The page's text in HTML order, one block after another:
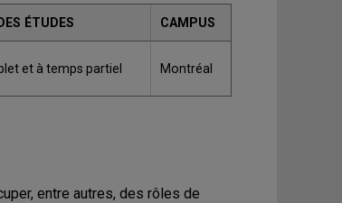
ÉTUDES CAMPUS
et à temps partiel Montréal
entre autres, des rôles de